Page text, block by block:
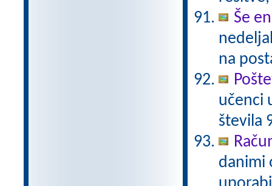
Še
na
učenci
števila
danimi